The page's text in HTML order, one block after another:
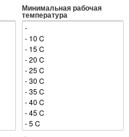
Минимальная рабочая
температура